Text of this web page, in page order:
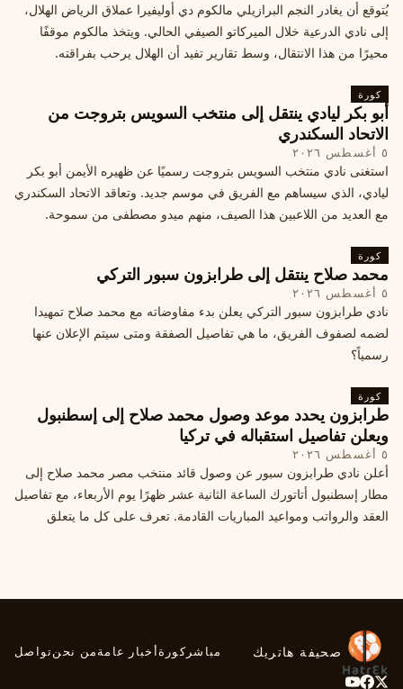
يُتوقع أن يغادر النجم البرازيلي مالكوم دي أوليفيرا عملاق الرياض الهلال،
إلى نادي الدرعية خلال الميركاتو الصيفي الحالي. ويتخذ مالكوم موقفًا
محيرًا من هذا الانتقال، وسط تقارير تفيد أن الهلال يرحب بفراقته.
كورة
أبو بكر ليادي ينتقل إلى منتخب السويس بتروجت من
الاتحاد السكندري
٥ أغسطس ٢٠٢٦
استغنى نادي منتخب السويس بتروجت رسميًا عن ظهيره الأيمن أبو بكر
ليادي، الذي سيساهم مع الفريق في موسم جديد. وتعاقد الاتحاد السكندري
مع العديد من اللاعبين هذا الصيف، منهم ميدو مصطفى من سموحة.
كورة
محمد صلاح ينتقل إلى طرابزون سبور التركي
٥ أغسطس ٢٠٢٦
نادي طرابزون سبور التركي يعلن بدء مفاوضاته مع محمد صلاح تمهيدا
لضمه لصفوف الفريق، ما هي تفاصيل الصفقة ومتى سيتم الإعلان عنها
رسمياً؟
كورة
طرابزون يحدد موعد وصول محمد صلاح إلى إسطنبول
ويعلن تفاصيل استقباله في تركيا
٥ أغسطس ٢٠٢٦
أعلن نادي طرابزون سبور عن وصول قائد منتخب مصر محمد صلاح إلى
مطار إسطنبول أتاتورك الساعة الثانية عشر ظهرًا يوم الأربعاء، مع تفاصيل
العقد والرواتب ومواعيد المباريات القادمة. تعرف على كل ما يتعلق
صحيفة هاتريك مباشر كورةأخبار عامةمن نحنتواصل